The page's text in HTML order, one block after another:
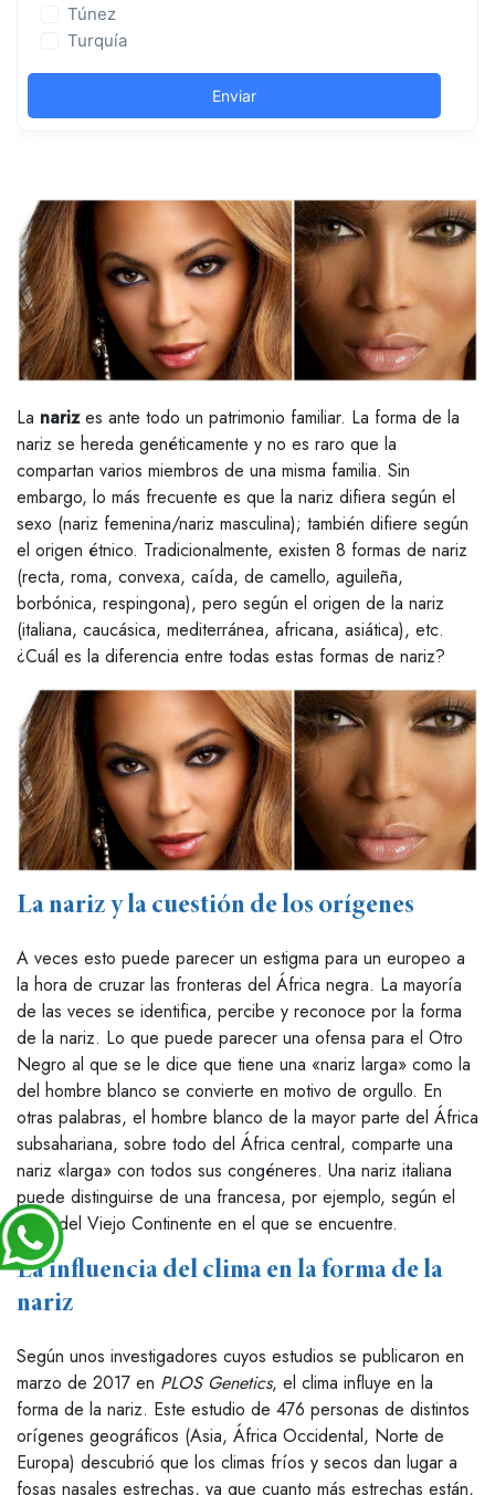
La narizes ante todo un patrimonio familiar. La forma de la
nariz se hereda genéticamente y no es raro que la
compartan varios miembros de una misma familia. Sin
embargo, lo más frecuente es que la nariz difiera según el
sexo (nariz femenina/nariz masculina); también difiere según
el origen étnico. Tradicionalmente, existen 8 formas de nariz
(recta, roma, convexa, caída, de camello, aguileña,
borbónica, respingona), pero según el origen de la nariz
(italiana, caucásica, mediterránea, africana, asiática), etc.
¿Cuál es la diferencia entre todas estas formas de nariz?
La nariz y la cuestión de los orígenes
A veces esto puede parecer un estigma para un europeo a
la hora de cruzar las fronteras del África negra. La mayoría
de las veces se identifica, percibe y reconoce por la forma
de la nariz. Lo que puede parecer una ofensa para el Otro
Negro al que se le dice que tiene una «nariz larga» como la
del hombre blanco se convierte en motivo de orgullo. En
otras palabras, el hombre blanco de la mayor parte del África
subsahariana, sobre todo del África central, comparte una
nariz «larga» con todos sus congéneres. Una nariz italiana
puede distinguirse de una francesa, por ejemplo, según el
lugar del Viejo Continente en el que se encuentre.
La influencia del clima en la forma de la
nariz
Según unos investigadores cuyos estudios se publicaron en
marzo de 2017 en PLOS Genetics, el clima influye en la
forma de la nariz. Este estudio de 476 personas de distintos
orígenes geográficos (Asia, África Occidental, Norte de
Europa) descubrió que los climas fríos y secos dan lugar a
fosas nasales estrechas, ya que cuanto más estrechas están,